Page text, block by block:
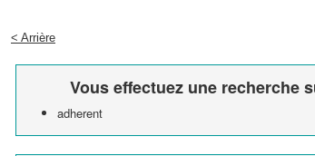
< Arrière
Vous effectuez une recherche
adherent